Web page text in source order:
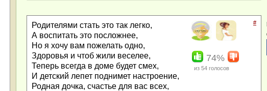
Родителями стать это так легко,
А воспитать это посложнее,
Но я хочу вам пожелать одно,
Здоровья и чтоб жили веселее,
Теперь всегда в доме будет смех,
И детский лепет поднимет настроение,
Родная дочка, счастье для вас всех,
#
74%
из 54 голосов